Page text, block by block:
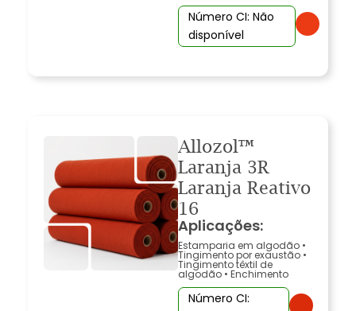
Número CI: Não
disponível
Allozol™
Laranja 3R
Laranja Reativo
16
Aplicações:
Estamparia em algodão •
Tingimento por exaustão •
Tingimento têxtil de
algodão • Enchimento
Número CI: